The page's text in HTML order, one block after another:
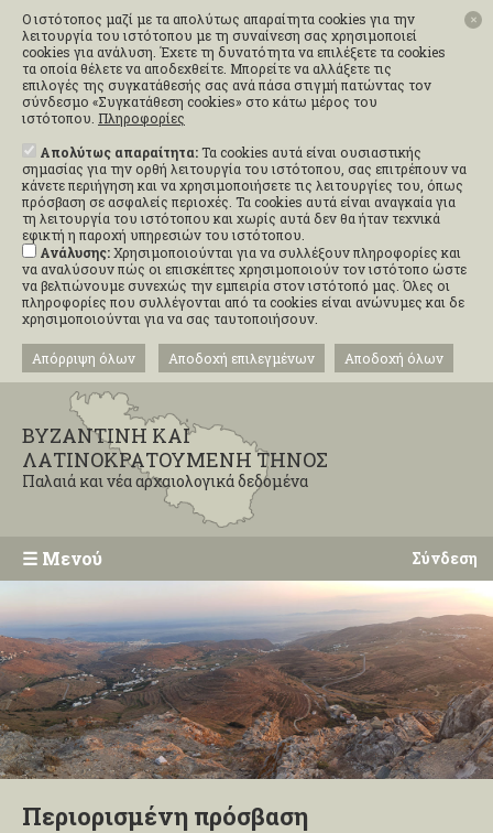
Ο ιστότοπος μαζί με τα απολύτως απαραίτητα cookies για την
λειτουργία του ιστότοπου με τη συναίνεση σας χρησιμοποιεί
cookies για ανάλυση. Έχετε τη δυνατότητα να επιλέξετε τα cookies
τα οποία θέλετε να αποδεχθείτε. Μπορείτε να αλλάξετε τις
επιλογές της συγκατάθεσής σας ανά πάσα στιγμή πατώντας τον
σύνδεσμο «Συγκατάθεση cookies» στο κάτω μέρος του
ιστότοπου. Πληροφορίες
Απολύτως απαραίτητα:Τα cookies αυτά είναι ουσιαστικής
σημασίας για την ορθή λειτουργία του ιστότοπου, σας επιτρέπουν να
κάνετε περιήγηση και να χρησιμοποιήσετε τις λειτουργίες του, όπως
πρόσβαση σε ασφαλείς περιοχές. Τα cookies αυτά είναι αναγκαία για
τη λειτουργία του ιστότοπου και χωρίς αυτά δεν θα ήταν τεχνικά
εφικτή η παροχή υπηρεσιών του ιστότοπου.
Ανάλυσης:Χρησιμοποιούνται για να συλλέξουν πληροφορίες και
να αναλύσουν πώς οι επισκέπτες χρησιμοποιούν τον ιστότοπο ώστε
να βελτιώνουμε συνεχώς την εμπειρία στον ιστότοπό μας. Όλες οι
πληροφορίες που συλλέγονται από τα cookies είναι ανώνυμες και δε
χρησιμοποιούνται για να σας ταυτοποιήσουν.
Απόρριψη όλων Αποδοχή επιλεγμένων Αποδοχή όλων
✕
ΒΥΖΑΝΤΙΝΗ ΚΑΙ
ΛΑΤΙΝΟΚΡΑΤΟΥΜΕΝΗ ΤΗΝΟΣ
Παλαιά και νέα αρχαιολογικά δεδομένα
☰ Μενού Σύνδεση
Περιορισμένη πρόσβαση